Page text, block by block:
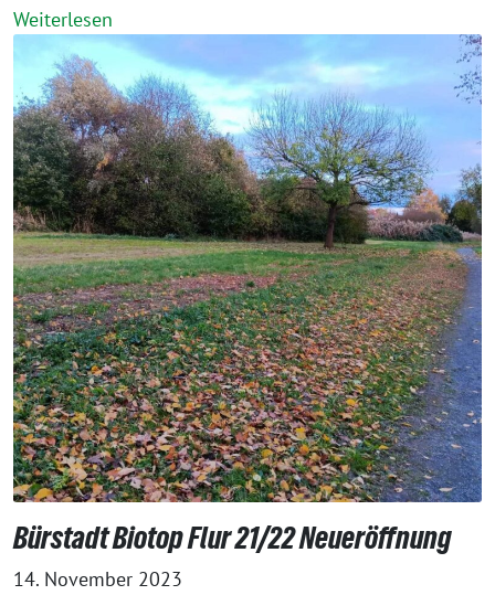
Weiterlesen
Bürstadt Biotop Flur 21/22 Neueröffnung
14. November 2023